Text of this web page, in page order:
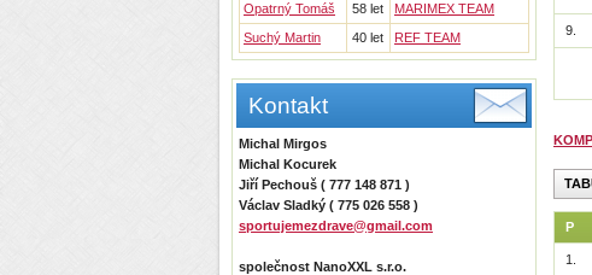
Opatrný Tomáš
58 let
MARIMEX TEAM
Suchý Martin
40 let REF TEAM
Kontakt
Michal Mirgos
Michal Kocurek
Jiří Pechouš ( 777 148 871 )
Václav Sladký ( 775 026 558 )
sportujemezdrave@gmail.com
společnost NanoXXL s.r.o.
9.
P
1.